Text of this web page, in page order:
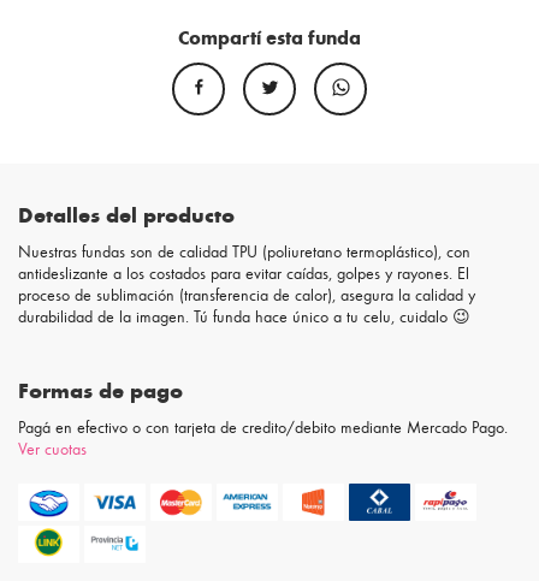
Compartí esta funda
Detalles del producto
Nuestras fundas son de calidad TPU (poliuretano termoplástico), con
antideslizante a los costados para evitar caídas, golpes y rayones. El
proceso de sublimación (transferencia de calor), asegura la calidad y
durabilidad de la imagen. Tú funda hace único a tu celu, cuidalo 😉
Formas de pago
Pagá en efectivo o con tarjeta de credito/debito mediante Mercado Pago.
Ver cuotas